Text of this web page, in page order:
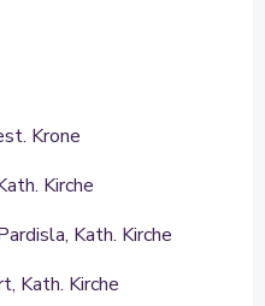
Krone
Kirche
Kath. Kirche
Kath. Kirche